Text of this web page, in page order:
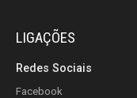
LIGAÇÕES
Redes Sociais
Facebook